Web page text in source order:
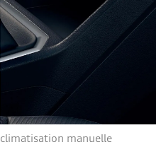
climatisation manuelle